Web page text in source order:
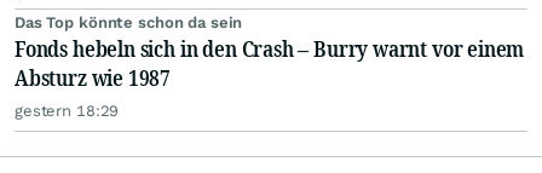
Das Top könnte schon da sein
Fonds hebeln sich in den Crash – Burry warnt vor einem
Absturz wie 1987
gestern 18:29